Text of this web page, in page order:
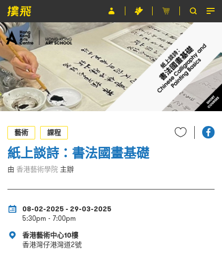
節目
主辦單位
關於撲飛
條款及細則
EN
藝術
課程
紙上談詩：書法國畫基礎
由 香港藝術學院 主辦
08-02-2025 - 29-03-2025
5:30pm - 7:00pm
香港藝術中心10樓
香港灣仔港灣道2號